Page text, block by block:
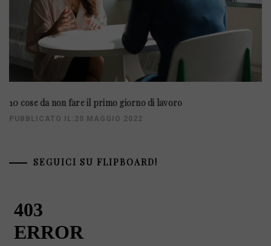
10 cose da non fare il primo giorno di lavoro
PUBBLICATO IL:20 MAGGIO 2022
SEGUICI SU FLIPBOARD!